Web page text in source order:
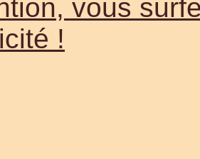
vous
!